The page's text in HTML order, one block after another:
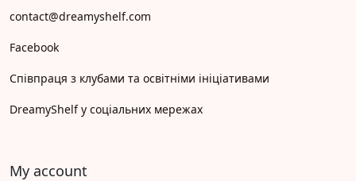
contact@dreamyshelf.com
Facebook
Співпраця з клубами та освітніми ініціативами
DreamyShelf у соціальних мережах
My account